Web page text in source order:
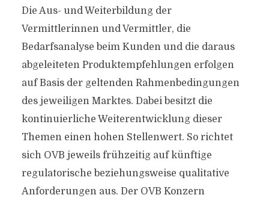
Die Aus- und Weiterbildung der
Vermittlerinnen und Vermittler, die
Bedarfsanalyse beim Kunden und die daraus
abgeleiteten Produktempfehlungen erfolgen
auf Basis der geltenden Rahmenbedingungen
des jeweiligen Marktes. Dabei besitzt die
kontinuierliche Weiterentwicklung dieser
Themen einen hohen Stellenwert. So richtet
sich OVB jeweils frühzeitig auf künftige
regulatorische beziehungsweise qualitative
Anforderungen aus. Der OVB Konzern